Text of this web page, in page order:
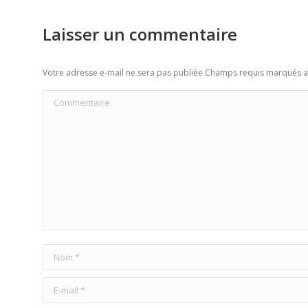
Laisser un commentaire
Votre adresse e-mail ne sera pas publiée Champs requis marqués
Commentaire
Nom *
E-mail *